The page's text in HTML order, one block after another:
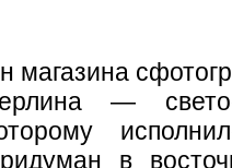
магазина
—
в